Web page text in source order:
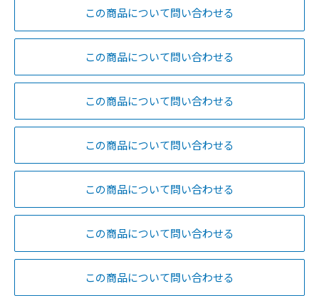
この商品について問い合わせる
この商品について問い合わせる
この商品について問い合わせる
この商品について問い合わせる
この商品について問い合わせる
この商品について問い合わせる
この商品について問い合わせる